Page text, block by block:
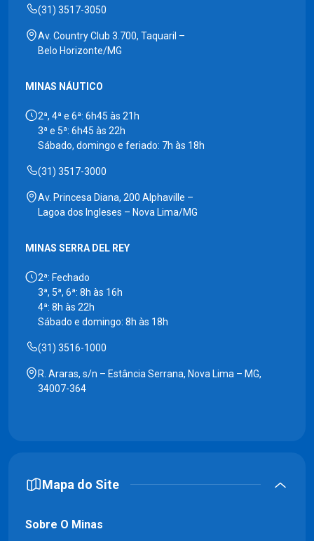
(31) 3517-3050
Av. Country Club 3.700, Taquaril –
Belo Horizonte/MG
MINAS NÁUTICO
2ª, 4ª e 6ª: 6h45 às 21h
3ª e 5ª: 6h45 às 22h
Sábado, domingo e feriado: 7h às 18h
(31) 3517-3000
Av. Princesa Diana, 200 Alphaville –
Lagoa dos Ingleses – Nova Lima/MG
MINAS SERRA DEL REY
2ª: Fechado
3ª, 5ª, 6ª: 8h às 16h
4ª: 8h às 22h
Sábado e domingo: 8h às 18h
(31) 3516-1000
R. Araras, s/n – Estância Serrana, Nova Lima – MG,
34007-364
Mapa do Site
Sobre O Minas